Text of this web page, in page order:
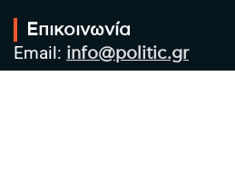
Επικοινωνία
Email: info@politic.gr
Τηλ: